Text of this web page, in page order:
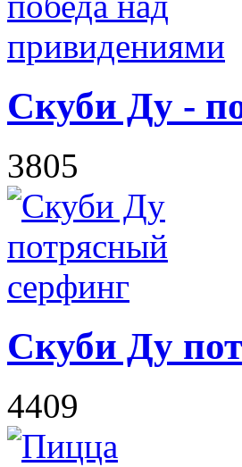
Скуби Ду -
3805
Скуби Ду
4409